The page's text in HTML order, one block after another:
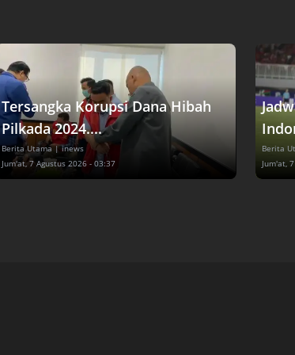
Tersangka Korupsi Dana Hibah
Pilkada 2024....
Berita Utama | inews
Jum'at, 7 Agustus 2026 - 03:37
Berita
Jum'at,